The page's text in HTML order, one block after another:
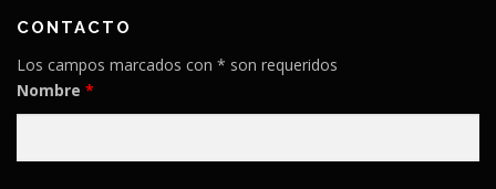
CONTACTO
Los campos marcados con * son requeridos
Nombre *